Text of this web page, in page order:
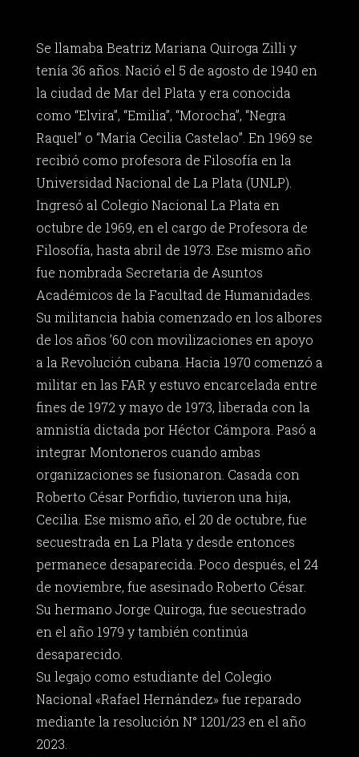
Se llamaba Beatriz Mariana Quiroga Zilli y
tenía 36 años. Nació el 5 de agosto de 1940 en
la ciudad de Mar del Plata y era conocida
como “Elvira”, “Emilia”, “Morocha”, “Negra
Raquel” o “María Cecilia Castelao”. En 1969 se
recibió como profesora de Filosofía en la
Universidad Nacional de La Plata (UNLP).
Ingresó al Colegio Nacional La Plata en
octubre de 1969, en el cargo de Profesora de
Filosofía, hasta abril de 1973. Ese mismo año
fue nombrada Secretaria de Asuntos
Académicos de la Facultad de Humanidades.
Su militancia había comenzado en los albores
de los años ’60 con movilizaciones en apoyo
a la Revolución cubana. Hacia 1970 comenzó a
militar en las FAR y estuvo encarcelada entre
fines de 1972 y mayo de 1973, liberada con la
amnistía dictada por Héctor Cámpora. Pasó a
integrar Montoneros cuando ambas
organizaciones se fusionaron. Casada con
Roberto César Porfidio, tuvieron una hija,
Cecilia. Ese mismo año, el 20 de octubre, fue
secuestrada en La Plata y desde entonces
permanece desaparecida. Poco después, el 24
de noviembre, fue asesinado Roberto César.
Su hermano Jorge Quiroga, fue secuestrado
en el año 1979 y también continúa
desaparecido.
Su legajo como estudiante del Colegio
Nacional «Rafael Hernández» fue reparado
mediante la resolución N° 1201/23 en el año
2023.